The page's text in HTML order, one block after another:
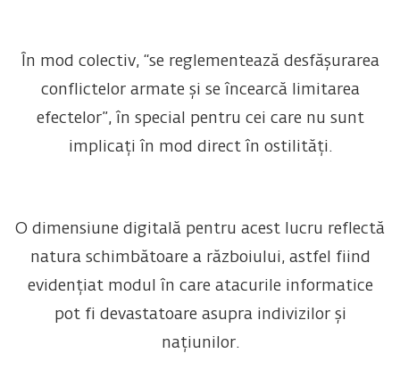
În mod colectiv, “se reglementează desfășurarea
conflictelor armate și se încearcă limitarea
efectelor”, în special pentru cei care nu sunt
implicați în mod direct în ostilități.
O dimensiune digitală pentru acest lucru reflectă
natura schimbătoare a războiului, astfel fiind
evidențiat modul în care atacurile informatice
pot fi devastatoare asupra indivizilor și
națiunilor.